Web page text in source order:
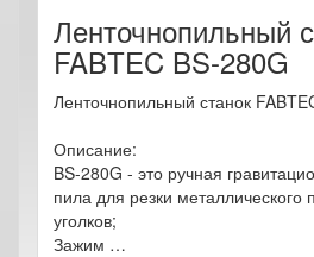
Ленточнопильный
FABTEC BS-280G
Ленточнопильный станок
Описание:
BS-280G - это ручная
пила для резки металлического
уголков;
Зажим …